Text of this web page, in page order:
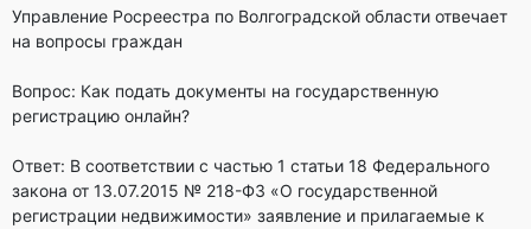
Управление Росреестра по Волгоградской области отвечает
на вопросы граждан
Вопрос: Как подать документы на государственную
регистрацию онлайн?
Ответ: В соответствии с частью 1 статьи 18 Федерального
закона от 13.07.2015 № 218-ФЗ «О государственной
регистрации недвижимости» заявление и прилагаемые к